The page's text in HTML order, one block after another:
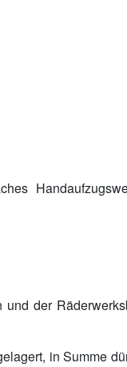
der
in Summe